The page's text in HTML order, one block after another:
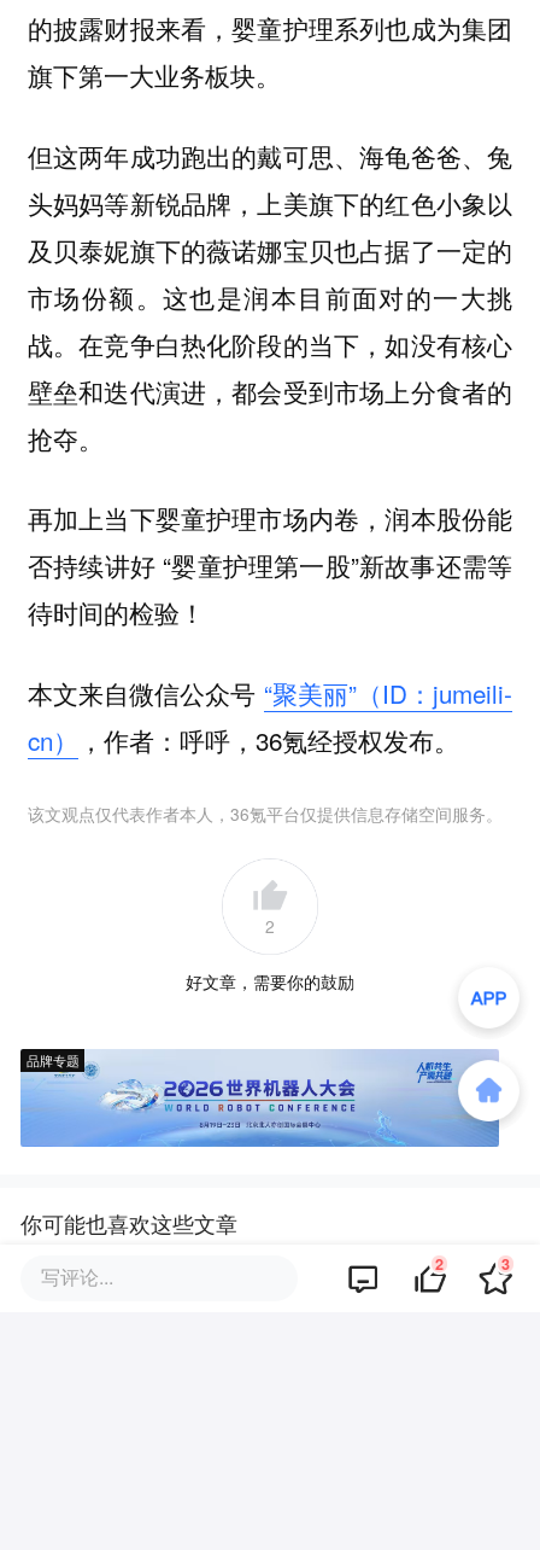
的披露财报来看，婴童护理系列也成为集团
旗下第一大业务板块。
但这两年成功跑出的戴可思、海龟爸爸、兔
头妈妈等新锐品牌，上美旗下的红色小象以
及贝泰妮旗下的薇诺娜宝贝也占据了一定的
市场份额。这也是润本目前面对的一大挑
战。在竞争白热化阶段的当下，如没有核心
壁垒和迭代演进，都会受到市场上分食者的
抢夺。
再加上当下婴童护理市场内卷，润本股份能
否持续讲好 “婴童护理第一股”新故事还需等
待时间的检验！
本文来自微信公众号 “聚美丽”（ID：jumeili-
cn）
，作者：呼呼，36氪经授权发布。
该文观点仅代表作者本人，36氪平台仅提供信息存储空间服务。
2
好文章，需要你的鼓励
品牌专题
你可能也喜欢这些文章
写评论... 2 3